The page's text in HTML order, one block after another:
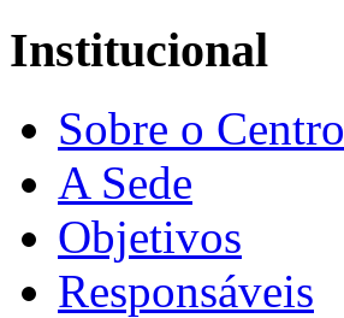
Institucional
Sobre o Centro
A Sede
Objetivos
Responsáveis